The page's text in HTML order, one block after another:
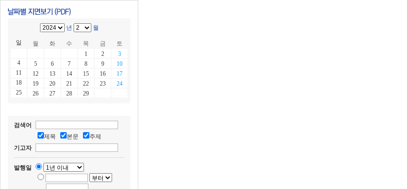
년 월
일 월 화 수 목 금
토
1
2
3
4
5 6 7 8 9
10
11
12 13 14 15 16
17
18
19 20 21 22 23
24
25
26 27 28 29
검색어
제목
본문
주제
기고자
발행일